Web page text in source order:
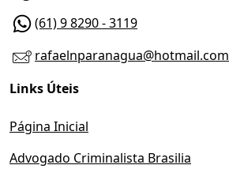
(61) 9 8290 - 3119
rafaelnparanagua@hotmail.com
Links Úteis
Página Inicial
Advogado Criminalista Brasilia